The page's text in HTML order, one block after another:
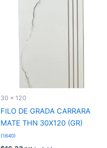
30 x 120
FILO DE GRADA CARRARA
MATE THN 30X120 (GR)
(1640)